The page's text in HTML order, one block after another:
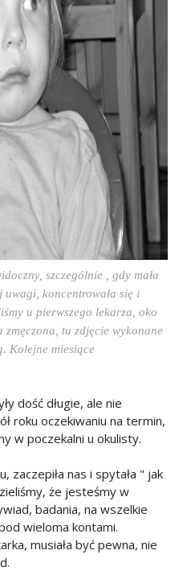
szczególnie , gdy mała
uwagi, koncentrowała się i
u pierwszego lekarza, oko
zmęczona, tu zdjęcie wykonane
Kolejne miesiące
dość długie, ale nie
roku oczekiwaniu na termin,
w poczekalni u okulisty.
zaczepiła nas i spytała " jak
że jesteśmy w
badania, na wszelkie
wieloma kontami.
musiała być pewna, nie